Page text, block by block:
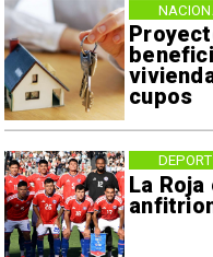
cupos
La